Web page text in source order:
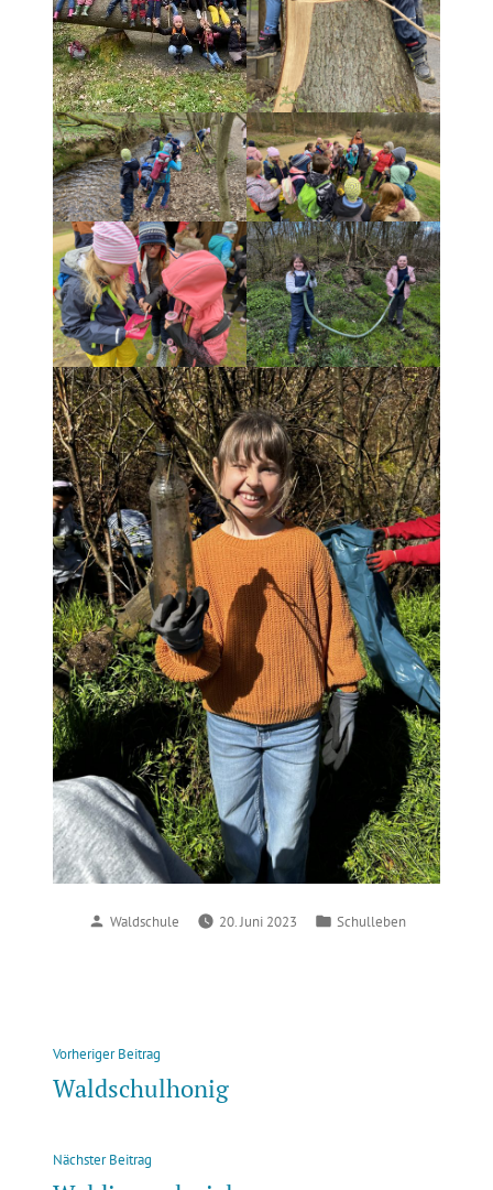
Verfasst
Waldschule 20. Juni 2023
Veröffentlicht
Schulleben
Beitragsnavigation
Vorheriger Beitrag
Beitrag:
Waldschulhonig
Nächster Beitrag